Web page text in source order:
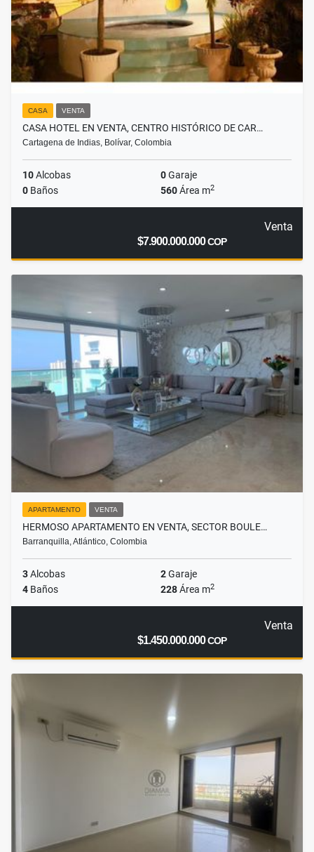
CASA VENTA
CASA HOTEL EN VENTA, CENTRO HISTÓRICO DE CAR…
Cartagena de Indias, Bolívar, Colombia
10Alcobas 0Garaje
0 Baños 560Área m2
Venta
$7.900.000.000COP
APARTAMENTO VENTA
HERMOSO APARTAMENTO EN VENTA, SECTOR BOULE…
Barranquilla, Atlántico, Colombia
3Alcobas 2Garaje
4 Baños 228Área m2
Venta
$1.450.000.000COP